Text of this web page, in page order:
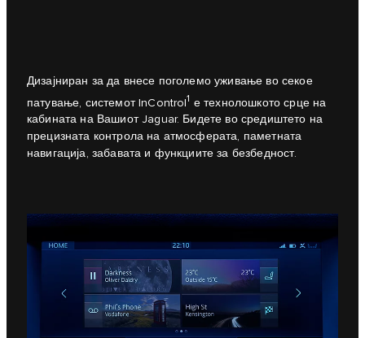
Дизајниран за да внесе поголемо уживање во секое
патување, системот InControl1 е технолошкото срце на
кабината на Вашиот Jaguar. Бидете во средиштето на
прецизната контрола на атмосферата, паметната
навигација, забавата и функциите за безбедност.